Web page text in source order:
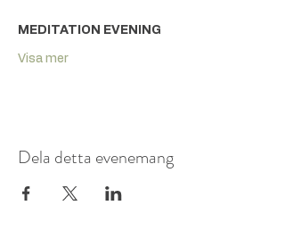
MEDITATION EVENING
Visa mer
Dela detta evenemang